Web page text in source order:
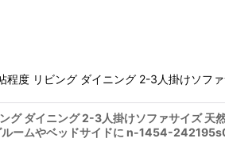
度 リビング ダイニング 2-3人掛けソフ
ダイニング 2-3人掛けソファサイズ 天
ルームやベッドサイドに n-1454-